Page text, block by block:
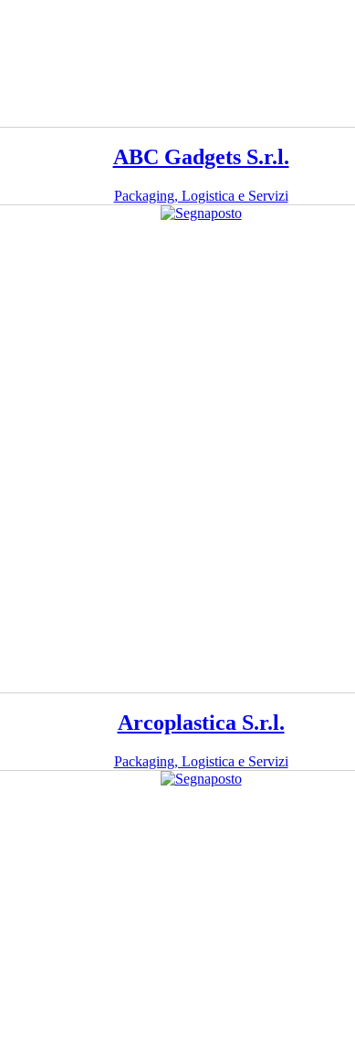
ABC Gadgets S.r.l.
Packaging, Logistica e Servizi
Arcoplastica S.r.l.
Packaging, Logistica e Servizi